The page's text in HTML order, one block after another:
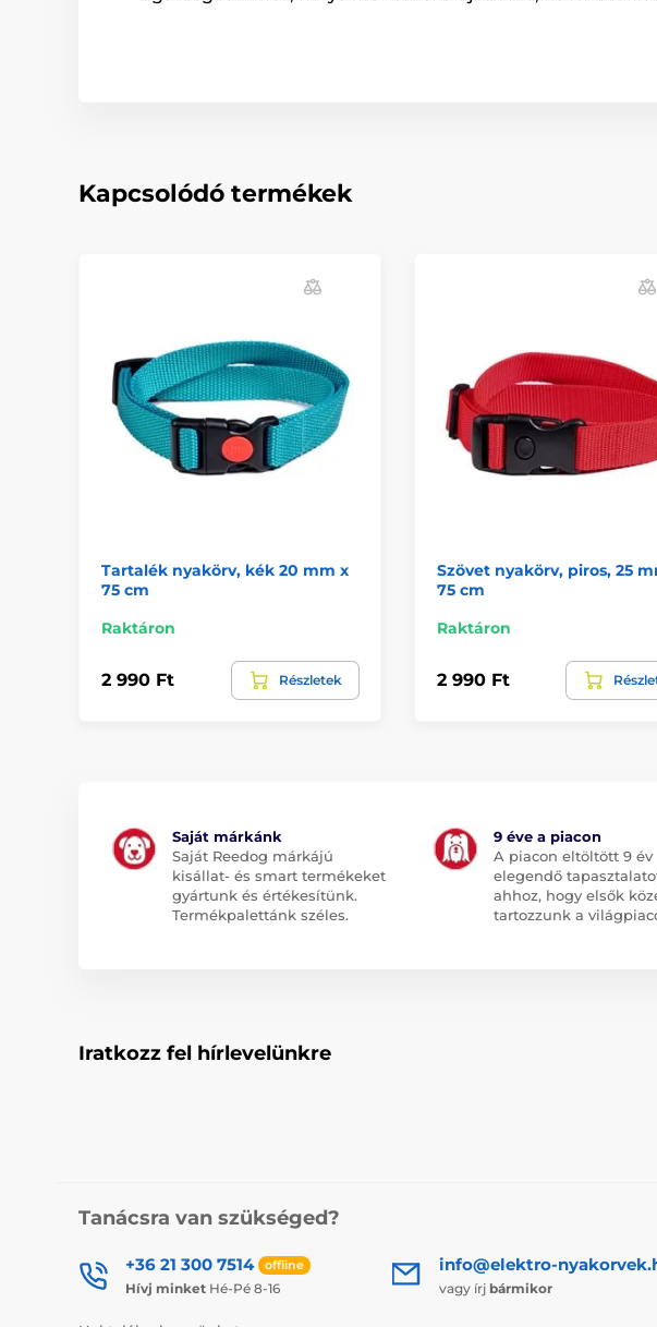
Kapcsolódó termékek
Tartalék nyakörv, kék 20 mm x
75 cm
Raktáron
2 990 Ft Részletek
Szövet nyakörv, piros, 25
75 cm
Raktáron
2 990 Ft
Saját márkánk
Saját Reedog márkájú
kisállat- és smart termékeket
gyártunk és értékesítünk.
Termékpalettánk széles.
9 éve a piacon
A piacon eltöltött 9 év
elegendő
ahhoz, hogy elsők
tartozzunk a
Iratkozz fel hírlevelünkre
Tanácsra van szükséged?
+36 21 300 7514 offline
Hívj minket Hé-Pé 8-16
info@elektro-
vagy írj bármikor